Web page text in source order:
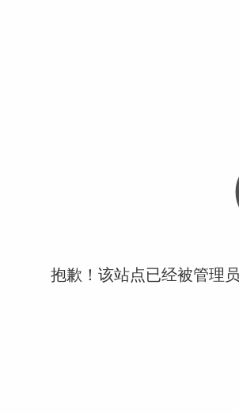
抱歉！该站点已经被管理